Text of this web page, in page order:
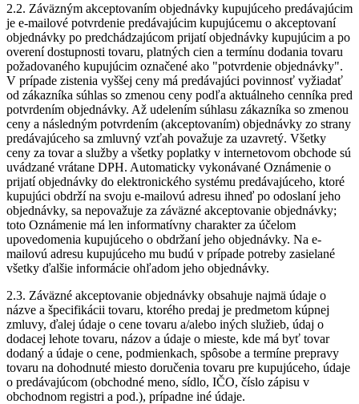
2.2. Záväzným akceptovaním objednávky kupujúceho predávajúcim
je e-mailové potvrdenie predávajúcim kupujúcemu o akceptovaní
objednávky po predchádzajúcom prijatí objednávky kupujúcim a po
overení dostupnosti tovaru, platných cien a termínu dodania tovaru
požadovaného kupujúcim označené ako "potvrdenie objednávky".
V prípade zistenia vyššej ceny má predávajúci povinnosť vyžiadať
od zákazníka súhlas so zmenou ceny podľa aktuálneho cenníka pred
potvrdením objednávky. Až udelením súhlasu zákazníka so zmenou
ceny a následným potvrdením (akceptovaním) objednávky zo strany
predávajúceho sa zmluvný vzťah považuje za uzavretý. Všetky
ceny za tovar a služby a všetky poplatky v internetovom obchode sú
uvádzané vrátane DPH. Automaticky vykonávané Oznámenie o
prijatí objednávky do elektronického systému predávajúceho, ktoré
kupujúci obdrží na svoju e-mailovú adresu ihneď po odoslaní jeho
objednávky, sa nepovažuje za záväzné akceptovanie objednávky;
toto Oznámenie má len informatívny charakter za účelom
upovedomenia kupujúceho o obdržaní jeho objednávky. Na e-
mailovú adresu kupujúceho mu budú v prípade potreby zasielané
všetky ďalšie informácie ohľadom jeho objednávky.
2.3. Záväzné akceptovanie objednávky obsahuje najmä údaje o
názve a špecifikácii tovaru, ktorého predaj je predmetom kúpnej
zmluvy, ďalej údaje o cene tovaru a/alebo iných služieb, údaj o
dodacej lehote tovaru, názov a údaje o mieste, kde má byť tovar
dodaný a údaje o cene, podmienkach, spôsobe a termíne prepravy
tovaru na dohodnuté miesto doručenia tovaru pre kupujúceho, údaje
o predávajúcom (obchodné meno, sídlo, IČO, číslo zápisu v
obchodnom registri a pod.), prípadne iné údaje.